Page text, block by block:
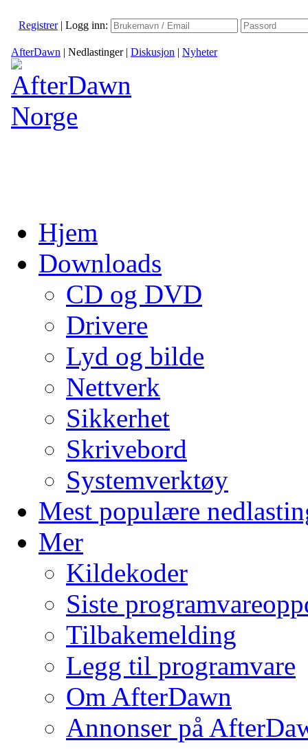
Registrer| Logg inn:
AfterDawn | Nedlastinger| Diskusjon | Nyheter
Hjem
Downloads
CD og DVD
Drivere
Lyd og bilde
Nettverk
Sikkerhet
Skrivebord
Systemverktøy
Mest populære
Mer
Kildekoder
Siste
Tilbakemelding
Legg til programvare
Om AfterDawn
Annonser på